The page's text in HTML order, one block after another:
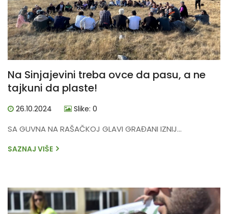
Na Sinjajevini treba ovce da pasu, a ne
tajkuni da plaste!
26.10.2024 Slike: 0
SA GUVNA NA RAŠAČKOJ GLAVI GRAĐANI IZNIJ...
SAZNAJ VIŠE